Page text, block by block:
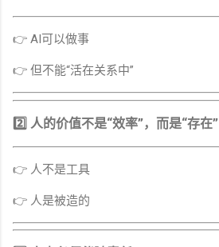
👉 AI可以做事
👉 但不能“活在关系中”
2️⃣ 人的价值不是“效率”，而是“存在”
👉 人不是工具
👉 人是被造的